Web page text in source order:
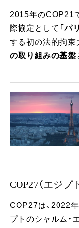
2015年のCOP21
際協定として「パ
する初の法的拘束
の取り組みの基盤
COP27（エジプ
COP27は、2022
プトのシャルム・